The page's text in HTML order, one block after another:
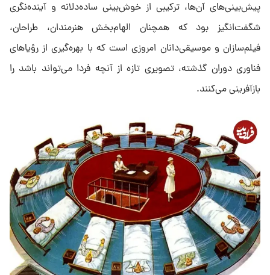
پیش‌بینی‌های آن‌ها، ترکیبی از خوش‌بینی ساده‌دلانه و آینده‌نگری
شگفت‌انگیز بود که همچنان الهام‌بخش هنرمندان، طراحان،
فیلم‌سازان و موسیقی‌دانان امروزی است که با بهره‌گیری از رؤیاهای
فناوری دوران گذشته، تصویری تازه از آنچه فردا می‌تواند باشد را
بازآفرینی می‌کنند.